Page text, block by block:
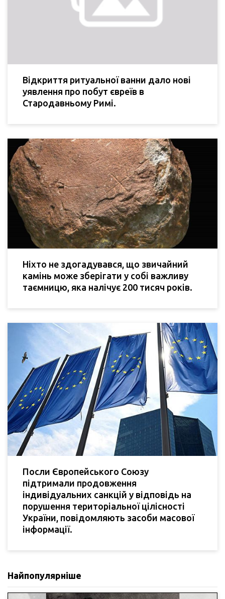
Відкриття ритуальної ванни дало нові
уявлення про побут євреїв в
Стародавньому Римі.
Ніхто не здогадувався, що звичайний
камінь може зберігати у собі важливу
таємницю, яка налічує 200 тисяч років.
Посли Європейського Союзу
підтримали продовження
індивідуальних санкцій у відповідь на
порушення територіальної цілісності
України, повідомляють засоби масової
інформації.
Найпопулярніше